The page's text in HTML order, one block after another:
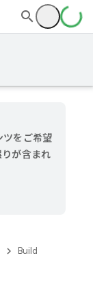
をご希望
が含まれ
Build